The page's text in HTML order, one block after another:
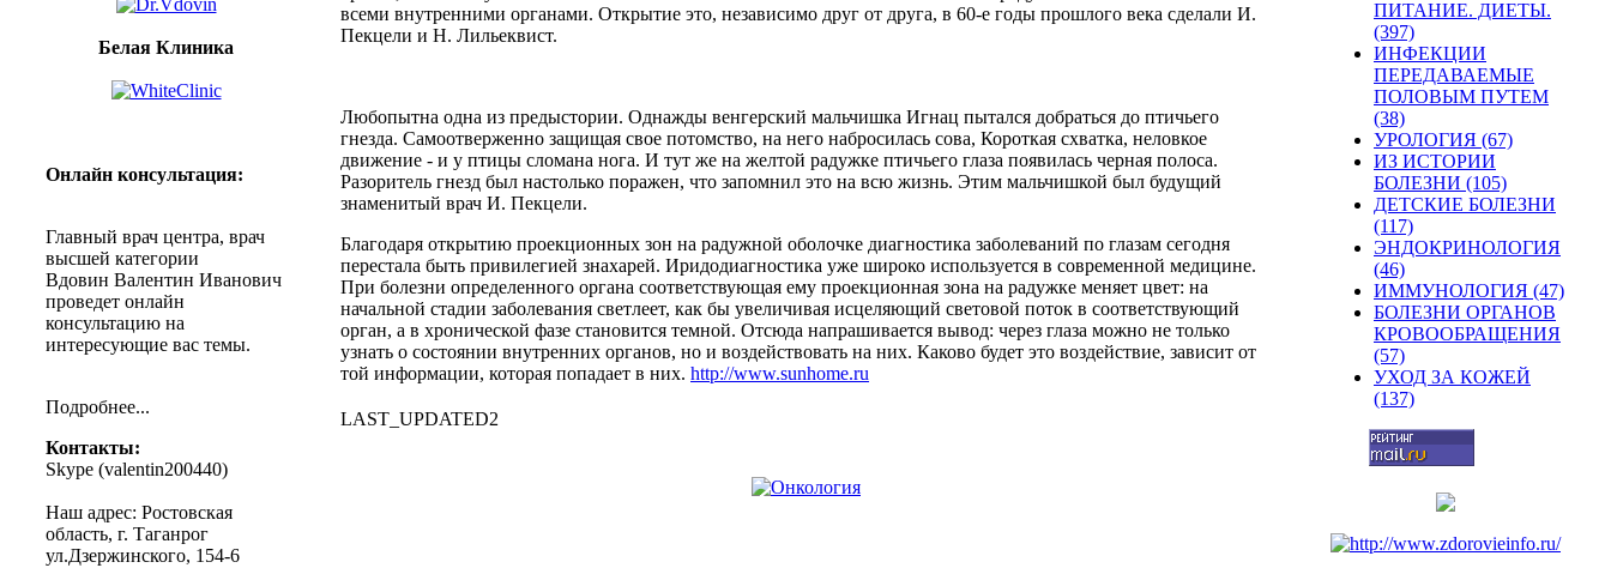
Белая Клиника
Онлайн консультация:
Главный врач центра, врач
высшей категории
Вдовин Валентин Иванович
проведет онлайн
консультацию на
интересующие вас темы.
Подробнее...
Контакты:
Skype (valentin200440)
Наш адрес: Ростовская
область, г. Таганрог
ул.Дзержинского, 154-6
всеми внутренними органами. Открытие это, независимо друг от друга, в 60-е годы прошлого века сделали И.
Пекцели и Н. Лильеквист.
Любопытна одна из предыстории. Однажды венгерский мальчишка Игнац пытался добраться до птичьего
гнезда. Самоотверженно защищая свое потомство, на него набросилась сова, Короткая схватка, неловкое
движение - и у птицы сломана нога. И тут же на желтой радужке птичьего глаза появилась черная полоса.
Разоритель гнезд был настолько поражен, что запомнил это на всю жизнь. Этим мальчишкой был будущий
знаменитый врач И. Пекцели.
Благодаря открытию проекционных зон на радужной оболочке диагностика заболеваний по глазам сегодня
перестала быть привилегией знахарей. Иридодиагностика уже широко используется в современной медицине.
При болезни определенного органа соответствующая ему проекционная зона на радужке меняет цвет: на
начальной стадии заболевания светлеет, как бы увеличивая исцеляющий световой поток в соответствующий
орган, а в хронической фазе становится темной. Отсюда напрашивается вывод: через глаза можно не только
узнать о состоянии внутренних органов, но и воздействовать на них. Каково будет это воздействие, зависит от
той информации, которая попадает в них. http://www.sunhome.ru
LAST_UPDATED2
ПИТАНИЕ. ДИЕТЫ.
(397)
ИНФЕКЦИИ
ПЕРЕДАВАЕМЫЕ
ПОЛОВЫМ ПУТЕМ
(38)
УРОЛОГИЯ (67)
ИЗ ИСТОРИИ
БОЛЕЗНИ (105)
ДЕТСКИЕ БОЛЕЗНИ
(117)
ЭНДОКРИНОЛОГИЯ
(46)
ИММУНОЛОГИЯ (47)
БОЛЕЗНИ ОРГАНОВ
КРОВООБРАЩЕНИЯ
(57)
УХОД ЗА КОЖЕЙ
(137)